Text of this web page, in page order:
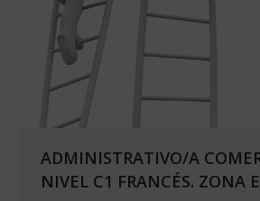
ADMINISTRATIVO/A
NIVEL C1 FRANCÉS. ZONA